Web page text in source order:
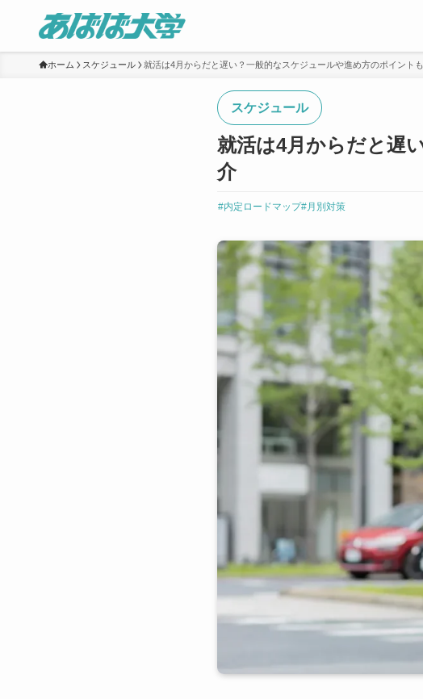
ホーム スケジュール 就活は4月からだと遅い？一般的なスケジュールや進め方のポイント
スケジュール
就活は4月からだと遅
介
#内定ロードマップ#月別対策